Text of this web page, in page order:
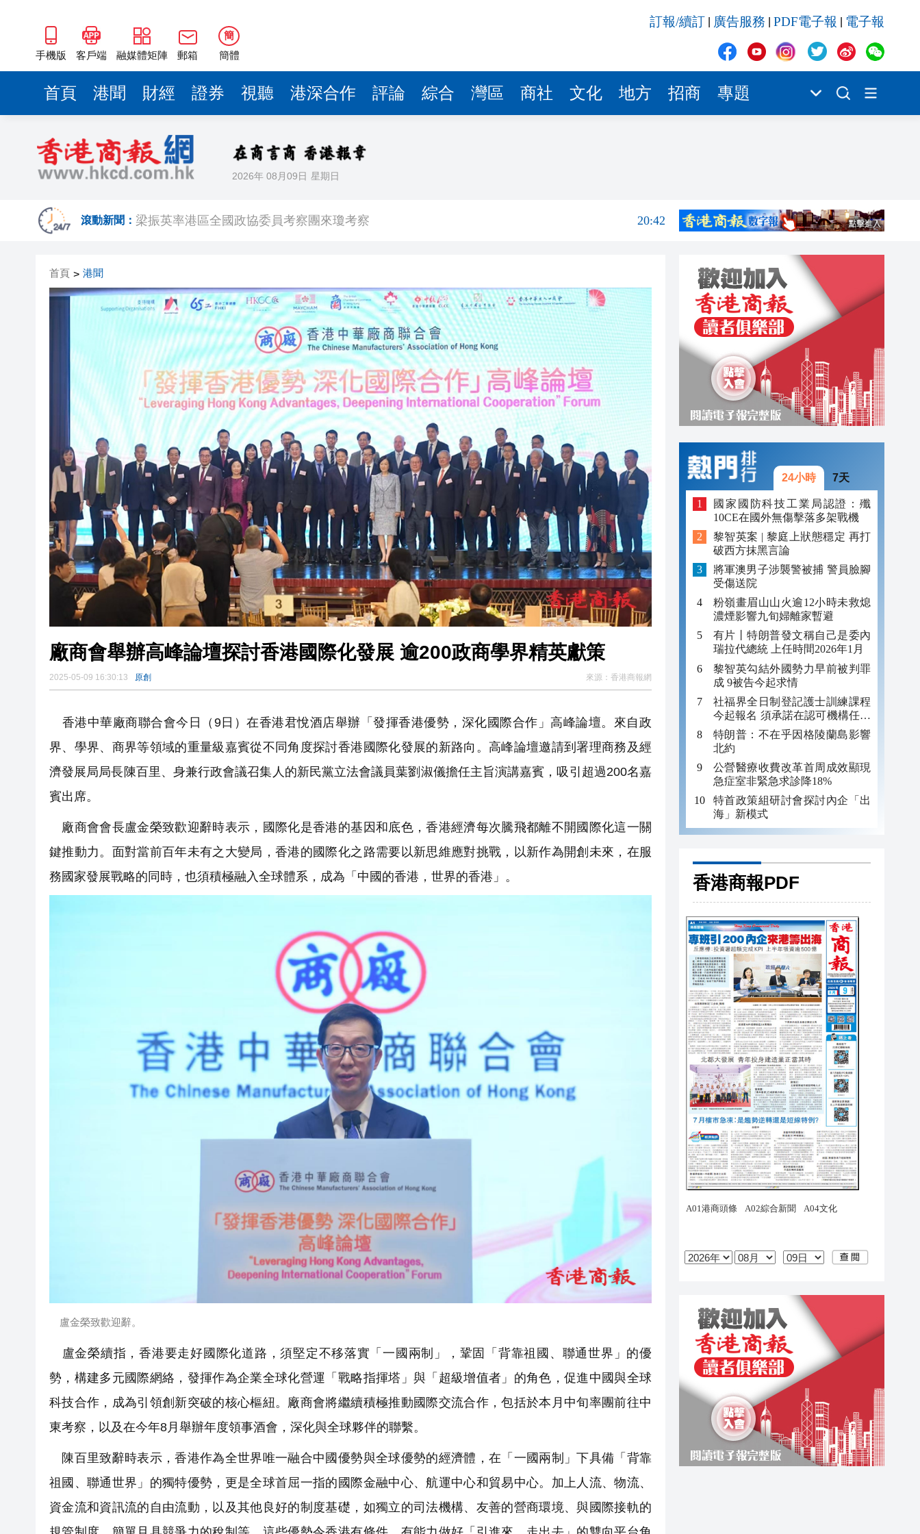
手機版 客戶端 融媒體矩陣 郵箱
簡
簡體
訂報/續訂 廣告服務 PDF電子報 電子報
首頁 港聞 財經 證券 視聽 港深合作 評論 綜合 灣區 商社 文化 地方 招商 專題
2026年 08月09日 星期日
滾動新聞：
2025年海南儋州以舊換新帶動消費約18億元
20:41
山東26戶省屬國企去年合計營收2.58萬億 利潤總額近936億
瀋陽鐵西校園閱讀活動解鎖閱讀新玩法
20:39
有片丨外交部回應特朗普委內瑞拉石油言論 拉美國家有權自主選擇合作夥伴
50餘位頂尖專家共話時代命題
梁振英率港區全國政協委員考察團來瓊考察
20:42
瀋陽鐵西校園閱讀活動解鎖閱讀新玩法
閩粵贛三地漢樂藝術家齊聚深圳，共奏客家文化傳承新篇章
有片丨外交部回應特朗普委內瑞拉石油言論 拉美國家有權自主選擇合作夥伴
20:31
50餘位頂尖專家共話時代命題
20:55
海南澄邁文儒煥新升級 五組數據見證文儒沉香從傳統邁向現代
梁振英率港區全國政協委員考察團來瓊考察
2025年海南儋州以舊換新帶動消費約18億元
20:41
山東26戶省屬國企去年合計營收2.58萬億 利潤總額近936億
20:40
瀋陽鐵西校園閱讀活動解鎖閱讀新玩法
20:39
閩粵贛三地漢樂藝術家齊聚深圳，共奏客家文化傳承新篇章
20:34
有片丨外交部回應特朗普委內瑞拉石油言論 拉美國家有權自主選擇合作夥伴
20:31
首頁 > 港聞
廠商會舉辦高峰論壇探討香港國際化發展 逾200政商學界精英獻策
2025-05-09 16:30:13 原創 來源： 香港商報網
香港中華廠商聯合會今日（9日）在香港君悅酒店舉辦「發揮香港優勢，深化國際合作」高峰論壇。來自政
界、學界、商界等領域的重量級嘉賓從不同角度探討香港國際化發展的新路向。高峰論壇邀請到署理商務及經
濟發展局局長陳百里、身兼行政會議召集人的新民黨立法會議員葉劉淑儀擔任主旨演講嘉賓，吸引超過200名嘉
賓出席。
廠商會會長盧金榮致歡迎辭時表示，國際化是香港的基因和底色，香港經濟每次騰飛都離不開國際化這一關
鍵推動力。面對當前百年未有之大變局，香港的國際化之路需要以新思維應對挑戰，以新作為開創未來，在服
務國家發展戰略的同時，也須積極融入全球體系，成為「中國的香港，世界的香港」。
盧金榮致歡迎辭。
盧金榮續指，香港要走好國際化道路，須堅定不移落實「一國兩制」，鞏固「背靠祖國、聯通世界」的優
勢，構建多元國際網絡，發揮作為企業全球化營運「戰略指揮塔」與「超級增值者」的角色，促進中國與全球
科技合作，成為引領創新突破的核心樞紐。廠商會將繼續積極推動國際交流合作，包括於本月中旬率團前往中
東考察，以及在今年8月舉辦年度領事酒會，深化與全球夥伴的聯繫。
陳百里致辭時表示，香港作為全世界唯一融合中國優勢與全球優勢的經濟體，在「一國兩制」下具備「背靠
祖國、聯通世界」的獨特優勢，更是全球首屈一指的國際金融中心、航運中心和貿易中心。加上人流、物流、
資金流和資訊流的自由流動，以及其他良好的制度基礎，如獨立的司法機構、友善的營商環境、與國際接軌的
24小時 7天
國家國防科技工業局認證：殲
10CE在國外無傷擊落多架戰機
黎智英案 | 黎庭上狀態穩定 再打
破西方抹黑言論
將軍澳男子涉襲警被捕 警員臉腳
受傷送院
粉嶺畫眉山山火逾12小時未救熄
濃煙影響九旬婦離家暫避
有片丨特朗普發文稱自己是委內
瑞拉代總統 上任時間2026年1月
黎智英勾結外國勢力早前被判罪
成 9被告今起求情
社福界全日制登記護士訓練課程
今起報名 須承諾在認可機構任職
至少三年
特朗普：不在乎因格陵蘭島影響
北約
公營醫療收費改革首周成效顯現
急症室非緊急求診降18%
特首政策組研討會探討內企「出
海」新模式
香港商報PDF